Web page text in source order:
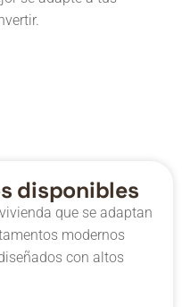
disponibles
que se adaptan
modernos
con altos